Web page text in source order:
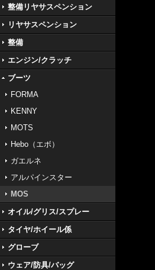
整備リヤサスペンション
リヤサスペンション
整備
エンジン/クラッチ
ブーツ
FORMA
KENNY
MOTS
Hebo（エボ）
ガエルネ
アルパインスター
MOS
オイル/グリス/スプレー
タイヤ/ホイール係
グローブ
ウェア/防具/バッグ